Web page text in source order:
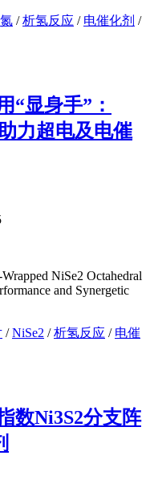
/析氢反应 / 电催化剂 /
“显身手”：
力超电及电催
NiSe2 Octahedral
and Synergetic
/NiSe2 /析氢反应 / 电催
数Ni3S2分支阵